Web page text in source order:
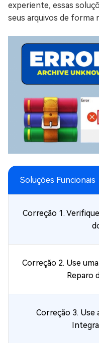
experiente, essas
seus arquivos de forma
Soluções Funcionais
Correção 1.
Correção 2. Use
Reparo
Correção 3. Use